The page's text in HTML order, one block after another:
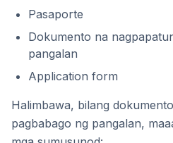
Pasaporte
Dokumento na
pangalan
Application form
Halimbawa, bilang
pagbabago ng pangalan,